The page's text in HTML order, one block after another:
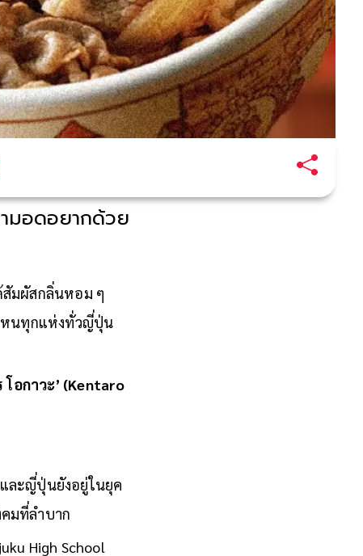
มอดอยากด้วย
มผัสกลิ่นหอม ๆ
นทุกแห่งทั่วญี่ปุ่น
โอกาวะ’ (Kentaro
ละญี่ปุ่นยังอยู่ในยุค
มที่ลำบาก
High School